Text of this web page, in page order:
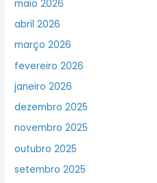
maio 2026
abril 2026
março 2026
fevereiro 2026
janeiro 2026
dezembro 2025
novembro 2025
outubro 2025
setembro 2025